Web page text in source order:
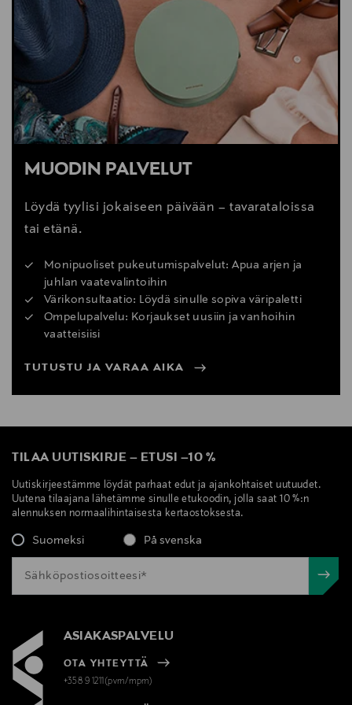
MUODIN PALVELUT
Löydä tyylisi jokaiseen päivään – tavarataloissa
tai etänä.
Monipuoliset pukeutumispalvelut: Apua arjen ja
juhlan vaatevalintoihin
Värikonsultaatio: Löydä sinulle sopiva väripaletti
Ompelupalvelu: Korjaukset uusiin ja vanhoihin
vaatteisiisi
TUTUSTU JA VARAA AIKA
TILAA UUTISKIRJE – ETUSI –10 %
Uutiskirjeestämme löydät parhaat edut ja ajankohtaiset uutuudet.
Uutena tilaajana lähetämme sinulle etukoodin, jolla saat 10 %:n
alennuksen normaalihintaisesta kertaostoksesta.
Suomeksi På svenska
ASIAKASPALVELU
OTA YHTEYTTÄ
+358 9 1211(pvm/mpm)